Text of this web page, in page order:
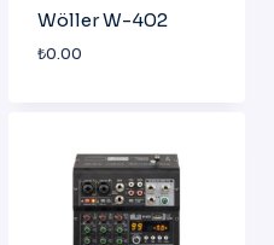
Wöller W-402
₺0.00